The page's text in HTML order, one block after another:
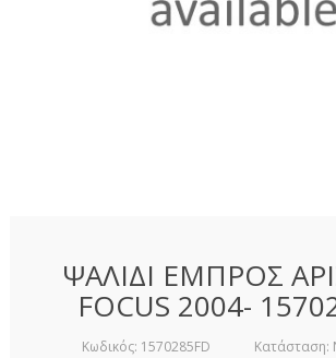
ΨΑΛΙΔΙ ΕΜΠΡΟΣ
FOCUS 2004-
Κωδικός: 1570285FD Κατάσταση: